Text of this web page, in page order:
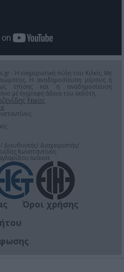
- Η ενημερωτική πύλη του Κιλκίς. Με
Η αναδημοσίευση μέρους ή
επίσης και η αναδημοσίευση
μέ έγγραφη άδεια του εκδότη.
Νικος
Διευθυντής/ Διαχειριστής/
Κωνσταντίνος
Ιωάννα
Όροι χρήσης